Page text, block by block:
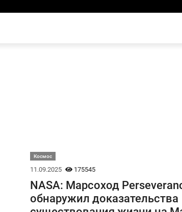
Космос
11.09.2025 175545
NASA: Марсоход
обнаружил доказательства